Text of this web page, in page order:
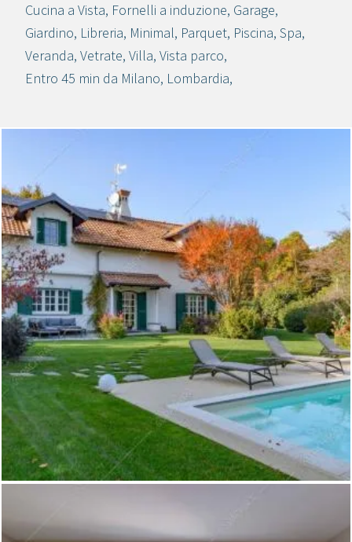
Cucina a Vista, Fornelli a induzione, Garage,
Giardino, Libreria, Minimal, Parquet, Piscina, Spa,
Veranda, Vetrate, Villa, Vista parco,
Entro 45 min da Milano, Lombardia,